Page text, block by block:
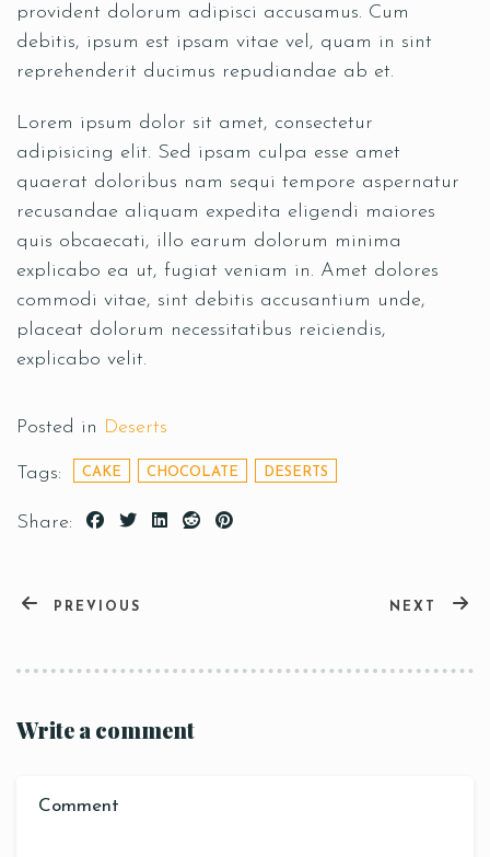
provident dolorum adipisci accusamus. Cum
debitis, ipsum est ipsam vitae vel, quam in sint
reprehenderit ducimus repudiandae ab et.
Lorem ipsum dolor sit amet, consectetur
adipisicing elit. Sed ipsam culpa esse amet
quaerat doloribus nam sequi tempore aspernatur
recusandae aliquam expedita eligendi maiores
quis obcaecati, illo earum dolorum minima
explicabo ea ut, fugiat veniam in. Amet dolores
commodi vitae, sint debitis accusantium unde,
placeat dolorum necessitatibus reiciendis,
explicabo velit.
Posted in Deserts
Tags: CAKE CHOCOLATE DESERTS
Share:
PREVIOUS NEXT
Write a comment